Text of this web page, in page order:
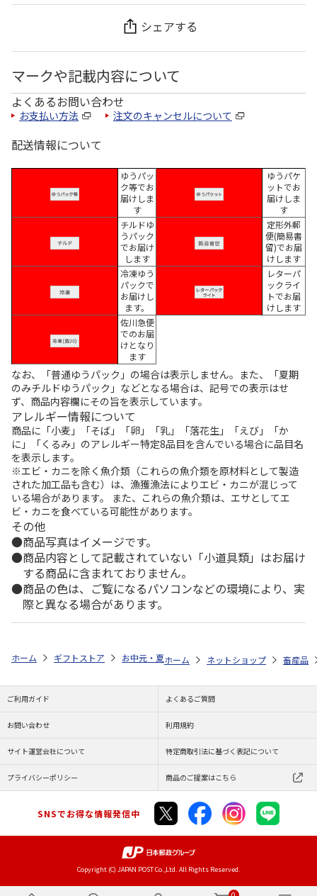
シェアする
マークや記載内容について
よくあるお問い合わせ
お支払い方法 注文のキャンセルについて
配送情報について
ゆうパッ
ク等でお
届けしま
す
ゆうパケ
ットでお
届けしま
す
チルドゆ
うパック
でお届け
します
定形外郵
便(簡易書
留)でお届
けします
冷凍ゆう
パックで
お届けし
ます。
レターパ
ックライ
トでお届
けします
佐川急便
でのお届
けとなり
ます
なお、「普通ゆうパック」の場合は表示しません。また、「夏期
のみチルドゆうパック」などとなる場合は、記号での表示はせ
ず、商品内容欄にその旨を表示しています。
アレルギー情報について
商品に「小麦」「そば」「卵」「乳」「落花生」「えび」「か
に」「くるみ」のアレルギー特定8品目を含んでいる場合に品目名
を表示します。
※エビ・カニを除く魚介類（これらの魚介類を原材料として製造
された加工品も含む）は、漁獲漁法によりエビ・カニが混じって
いる場合があります。 また、これらの魚介類は、エサとしてエ
ビ・カニを食べている可能性があります。
その他
商品写真はイメージです。
商品内容として記載されていない「小道具類」はお届け
する商品に含まれておりません。
商品の色は、ご覧になるパソコンなどの環境により、実
際と異なる場合があります。
ホーム ギフトストア お中元・夏ギフト特集 2026 ゆうゆうギフト
ホーム ネットショップ 畜産品
ご利用ガイド よくあるご質問
お問い合わせ 利用規約
サイト運営会社について 特定商取引法に基づく表記について
プライバシーポリシー 商品のご提案はこちら
SNSでお得な情報発信中
Copyright (C) JAPAN POST Co.,Ltd. All Rights Reserved.